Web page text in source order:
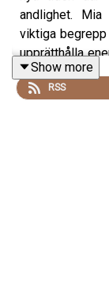
andlighet.
viktiga
upprätthålla
samt
Show more
RSS